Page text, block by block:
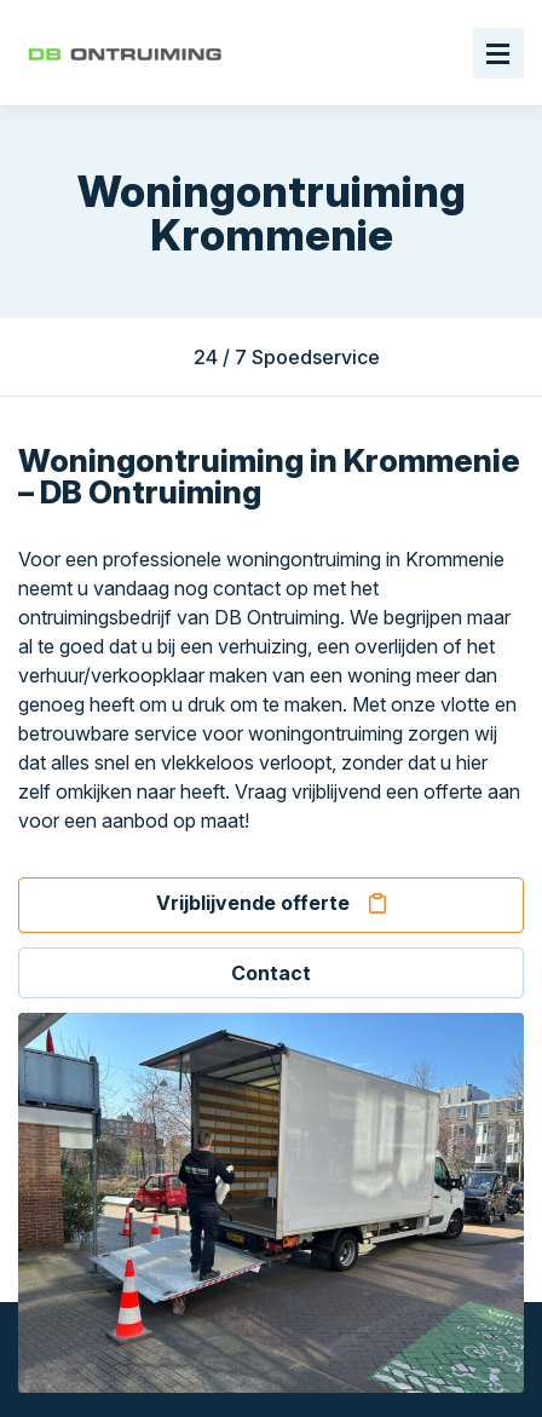
Woningontruiming
Krommenie
24 / 7 Spoedservice
Woningontruiming in Krommenie
– DB Ontruiming
Voor een professionele woningontruiming in Krommenie
neemt u vandaag nog contact op met het
ontruimingsbedrijf van DB Ontruiming. We begrijpen maar
al te goed dat u bij een verhuizing, een overlijden of het
verhuur/verkoopklaar maken van een woning meer dan
genoeg heeft om u druk om te maken. Met onze vlotte en
betrouwbare service voor woningontruiming zorgen wij
dat alles snel en vlekkeloos verloopt, zonder dat u hier
zelf omkijken naar heeft. Vraag vrijblijvend een offerte aan
voor een aanbod op maat!
Vrijblijvende offerte
Contact